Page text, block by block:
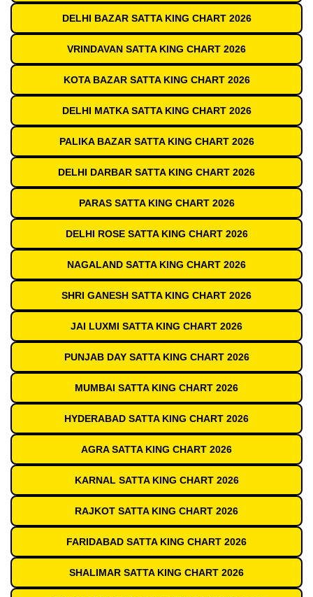
DELHI BAZAR SATTA KING CHART 2026
VRINDAVAN SATTA KING CHART 2026
KOTA BAZAR SATTA KING CHART 2026
DELHI MATKA SATTA KING CHART 2026
PALIKA BAZAR SATTA KING CHART 2026
DELHI DARBAR SATTA KING CHART 2026
PARAS SATTA KING CHART 2026
DELHI ROSE SATTA KING CHART 2026
NAGALAND SATTA KING CHART 2026
SHRI GANESH SATTA KING CHART 2026
JAI LUXMI SATTA KING CHART 2026
PUNJAB DAY SATTA KING CHART 2026
MUMBAI SATTA KING CHART 2026
HYDERABAD SATTA KING CHART 2026
AGRA SATTA KING CHART 2026
KARNAL SATTA KING CHART 2026
RAJKOT SATTA KING CHART 2026
FARIDABAD SATTA KING CHART 2026
SHALIMAR SATTA KING CHART 2026